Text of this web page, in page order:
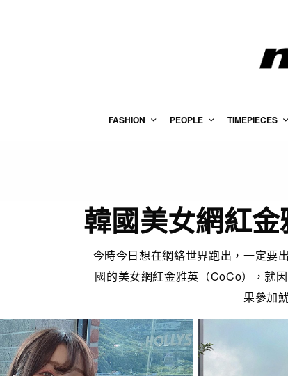
FASHION PEOPLE TIMEPIECES
韓國美女網紅
今時今日想在網絡世界跑出，一定要
國的美女網紅金雅英（CoCo），就
果參加